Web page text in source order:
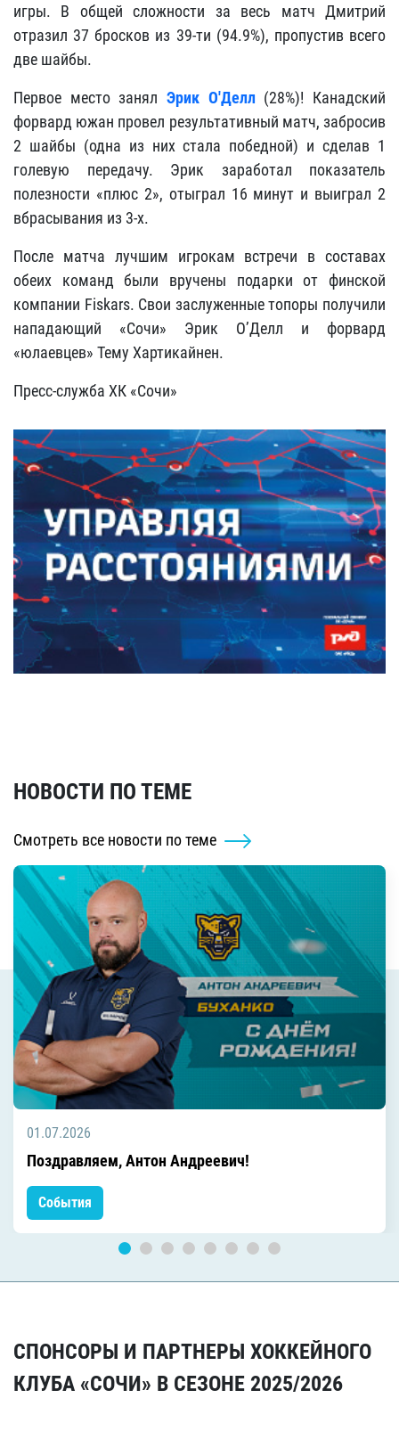
игры. В общей сложности за весь матч Дмитрий
отразил 37 бросков из 39-ти (94.9%), пропустив всего
две шайбы.
Первое место занял Эрик О'Делл (28%)! Канадский
форвард южан провел результативный матч, забросив
2 шайбы (одна из них стала победной) и сделав 1
голевую передачу. Эрик заработал показатель
полезности «плюс 2», отыграл 16 минут и выиграл 2
вбрасывания из 3-х.
После матча лучшим игрокам встречи в составах
обеих команд были вручены подарки от финской
компании Fiskars. Свои заслуженные топоры получили
нападающий «Сочи» Эрик О’Делл и форвард
«юлаевцев» Тему Хартикайнен.
Пресс-служба ХК «Сочи»
НОВОСТИ ПО ТЕМЕ
Смотреть все новости по теме
01.07.2026
Поздравляем, Антон Андреевич!
События
СПОНСОРЫ И ПАРТНЕРЫ ХОККЕЙНОГО
КЛУБА «СОЧИ» В СЕЗОНЕ 2025/2026